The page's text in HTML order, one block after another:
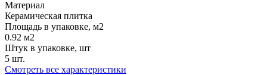
Материал
Керамическая плитка
Площадь в упаковке, м2
0.92 м2
Штук в упаковке, шт
5 шт.
Смотреть все характеристики